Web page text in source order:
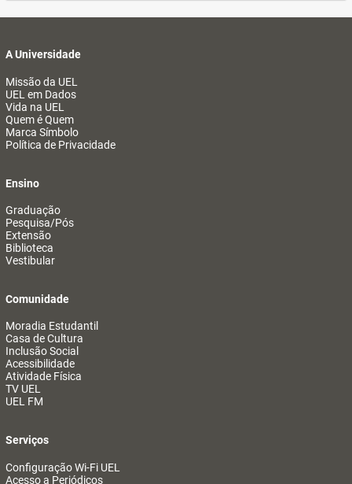
A Universidade
Missão da UEL
UEL em Dados
Vida na UEL
Quem é Quem
Marca Símbolo
Política de Privacidade
Ensino
Graduação
Pesquisa/Pós
Extensão
Biblioteca
Vestibular
Comunidade
Moradia Estudantil
Casa de Cultura
Inclusão Social
Acessibilidade
Atividade Física
TV UEL
UEL FM
Serviços
Configuração Wi-Fi UEL
Acesso a Periódicos